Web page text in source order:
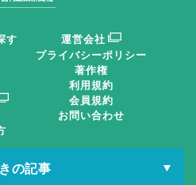
の記事
まで行われた「アップサイ
ト」では、オンワードホール
品を、代々木山谷小学校の児
に、文化学園大の学生が新し
す
運営会社
プライバシーポリシー
著作権
利用規約
会員規約
お問い合わせ
ポータル